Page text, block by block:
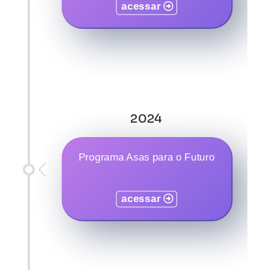
2024
acessar
Programa Asas para o Futuro
acessar